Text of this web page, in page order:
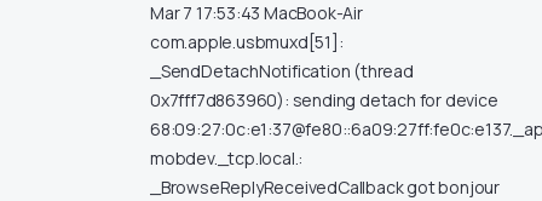
Mar 7 17:53:43 MacBook-Air
com.apple.usbmuxd[51]:
_SendDetachNotification (thread
0x7fff7d863960): sending detach for device
mobdev._tcp.local.:
_BrowseReplyReceivedCallback got bonjour